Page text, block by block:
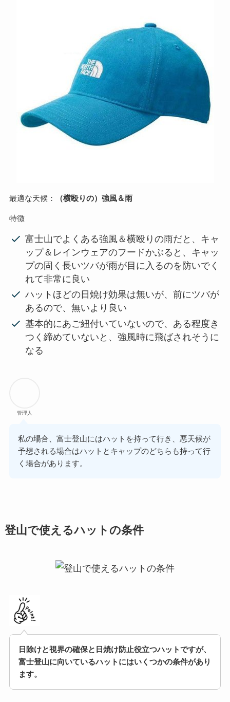
最適な天候： （横殴りの）強風＆雨
特徴
富士山でよくある強風＆横殴りの雨だと、キャ
ップ＆レインウェアのフードかぶると、キャッ
プの固く長いツバが雨が目に入るのを防いでく
れて非常に良い
ハットほどの日焼け効果は無いが、前にツバが
あるので、無いより良い
基本的にあご紐付いていないので、ある程度き
つく締めていないと、強風時に飛ばされそうに
なる
管理人
私の場合、富士登山にはハットを持って行き、悪天候が
予想される場合はハットとキャップのどちらも持って行
く場合があります。
登山で使えるハットの条件
日除けと視界の確保と日焼け防止役立つハットですが、
富士登山に向いているハットにはいくつかの条件があり
ます。